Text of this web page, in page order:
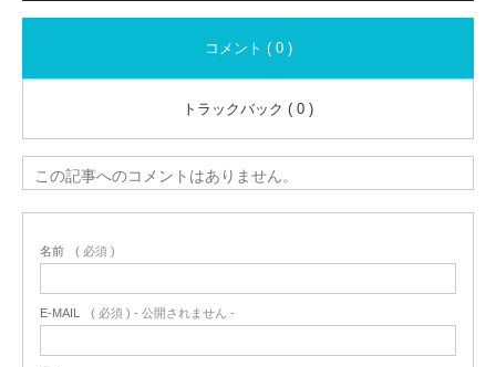
コメント ( 0 )
トラックバック ( 0 )
この記事へのコメントはありません。
名前 ( 必須 )
E-MAIL ( 必須 ) - 公開されません -